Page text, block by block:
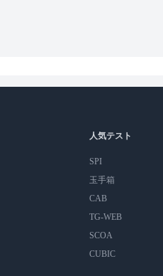
人気テスト
SPI
玉手箱
CAB
TG-WEB
SCOA
CUBIC